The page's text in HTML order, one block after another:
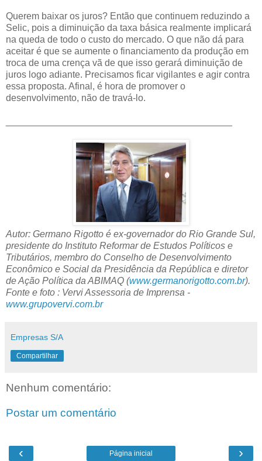
Querem baixar os juros? Então que continuem reduzindo a
Selic, pois a diminuição da taxa básica realmente implicará
na queda de todo o custo do mercado. O que não dá para
aceitar é que se aumente o financiamento da produção em
troca de uma crença vã de que isso gerará diminuição de
juros logo adiante. Precisamos ficar vigilantes e agir contra
essa proposta. Afinal, é hora de promover o
desenvolvimento, não de travá-lo.
Autor: Germano Rigotto é ex-governador do Rio Grande Sul,
presidente do Instituto Reformar de Estudos Políticos e
Tributários, membro do Conselho de Desenvolvimento
Econômico e Social da Presidência da República e diretor
de Ação Política da ABIMAQ (www.germanorigotto.com.br).
Fonte e foto : Vervi Assessoria de Imprensa -
www.grupovervi.com.br
Empresas S/A
Compartilhar
Nenhum comentário:
Postar um comentário
‹ ›
Página inicial